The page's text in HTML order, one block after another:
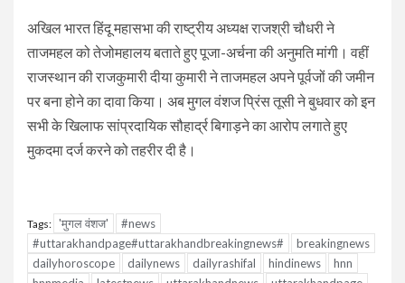
अखिल भारत हिंदू महासभा की राष्ट्रीय अध्यक्ष राजश्री चौधरी ने
ताजमहल को तेजोमहालय बताते हुए पूजा-अर्चना की अनुमति मांगी। वहीं
राजस्थान की राजकुमारी दीया कुमारी ने ताजमहल अपने पूर्वजों की जमीन
पर बना होने का दावा किया। अब मुगल वंशज प्रिंस तूसी ने बुधवार को इन
सभी के खिलाफ सांप्रदायिक सौहार्द्र बिगाड़ने का आरोप लगाते हुए
मुकदमा दर्ज करने को तहरीर दी है।
Tags: 'मुगल वंशज'
#news
#uttarakhandpage#uttarakhandbreakingnews#
breakingnews
dailyhoroscope
dailynews dailyrashifal hindinews
hnn